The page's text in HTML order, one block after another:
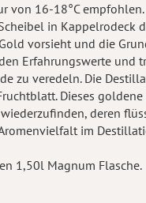
von 16-18°C empfohlen.
in Kappelrodeck
vorsieht und die
Erfahrungswerte und
zu veredeln. Die
Dieses
deren
im
1,50l Magnum Flasche.